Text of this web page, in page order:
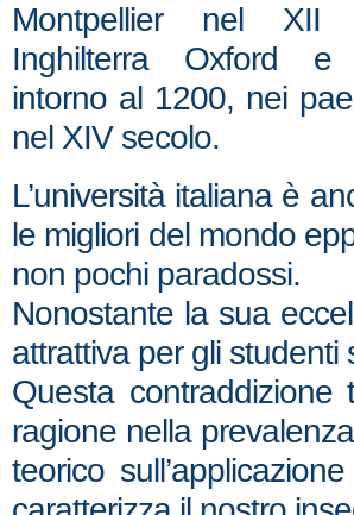
Montpellier nel XII
Inghilterra Oxford e
intorno al 1200, nei
nel XIV secolo.
L’università italiana è
le migliori del mondo
non pochi paradossi.
Nonostante la sua
attrattiva per gli studenti
Questa contraddizione
ragione nella
teorico